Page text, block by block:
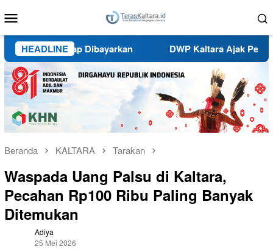
ke
Mobile
HEADLINE
Tetap Dibayarkan DWP Kaltara Ajak Perkuat
Beranda KALTARA Tarakan
Waspada Uang Palsu di Kaltara,
Pecahan Rp100 Ribu Paling Banyak
Ditemukan
Adiya
25 Mei 2026